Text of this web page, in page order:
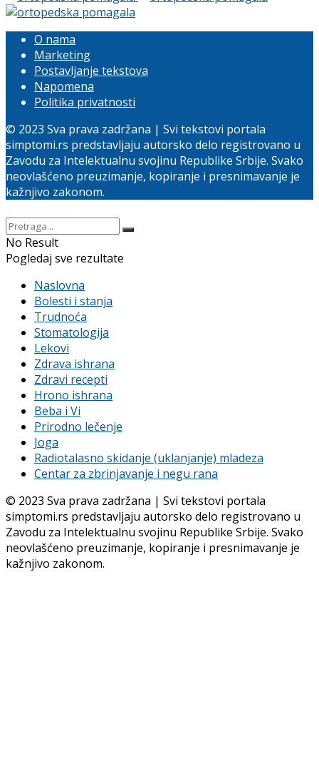
O nama
Marketing
Postavljanje tekstova
Napomena
Politika privatnosti
© 2023 Sva prava zadržana | Svi tekstovi portala
simptomi.rs predstavljaju autorsko delo registrovano u
Zavodu za Intelektualnu svojinu Republike Srbije. Svako
neovlašćeno preuzimanje, kopiranje i presnimavanje je
kažnjivo zakonom.
No Result
Pogledaj sve rezultate
Naslovna
Bolesti i stanja
Trudnoća
Stomatologija
Lekovi
Zdrava ishrana
Zdravi recepti
Hrono ishrana
Beba i Vi
Prirodno lečenje
Joga
Radiotalasno skidanje (uklanjanje) mladeza
Centar za zbrinjavanje i negu rana
© 2023 Sva prava zadržana | Svi tekstovi portala
simptomi.rs predstavljaju autorsko delo registrovano u
Zavodu za Intelektualnu svojinu Republike Srbije. Svako
neovlašćeno preuzimanje, kopiranje i presnimavanje je
kažnjivo zakonom.